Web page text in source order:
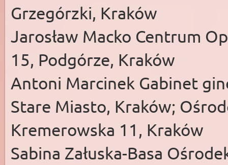
Grzegórzki, Kraków
Jarosław Macko Centrum
15, Podgórze, Kraków
Antoni Marcinek Gabinet
Stare Miasto, Kraków;
Kremerowska 11, Kraków
Sabina Załuska-Basa